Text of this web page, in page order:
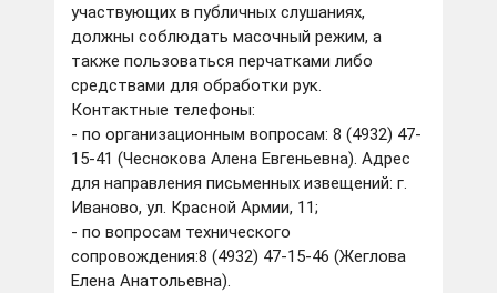
участвующих в публичных слушаниях,
должны соблюдать масочный режим, а
также пользоваться перчатками либо
средствами для обработки рук.
Контактные телефоны:
- по организационным вопросам: 8 (4932) 47-
15-41 (Чеснокова Алена Евгеньевна). Адрес
для направления письменных извещений: г.
Иваново, ул. Красной Армии, 11;
- по вопросам технического
сопровождения:8 (4932) 47-15-46 (Жеглова
Елена Анатольевна).